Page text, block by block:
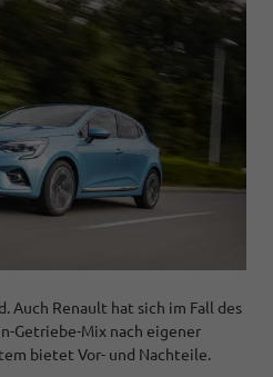
Auch Renault hat sich im Fall des
Getriebe-Mix nach eigener
bietet Vor- und Nachteile.